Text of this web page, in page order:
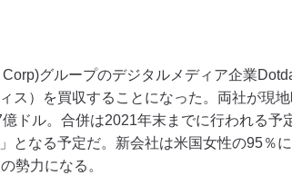
グループのデジタルメディア企業
ス）を買収することになった。両社が現
ドル。合併は2021年末までに行われる予
」となる予定だ。新会社は米国女性の95％
勢力になる。